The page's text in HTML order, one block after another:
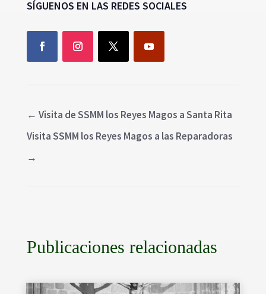
SÍGUENOS EN LAS REDES SOCIALES
← Visita de SSMM los Reyes Magos a Santa Rita
Visita SSMM los Reyes Magos a las Reparadoras
→
Publicaciones relacionadas